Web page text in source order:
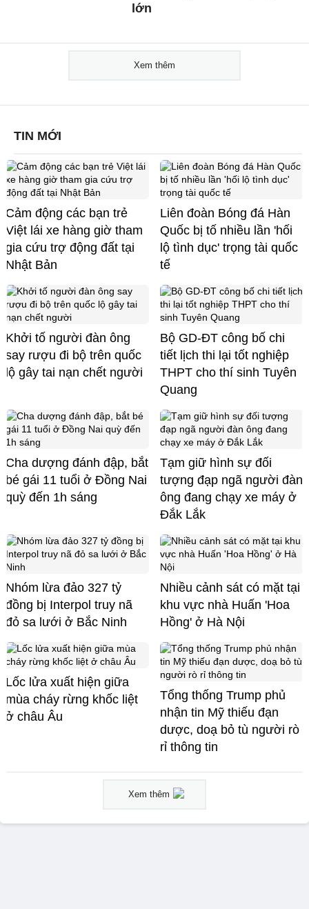
lớn
Xem thêm
TIN MỚI
Cảm động các bạn trẻ
Việt lái xe hàng giờ tham
gia cứu trợ động đất tại
Nhật Bản
Liên đoàn Bóng đá Hàn
Quốc bị tố nhiều lần 'hối
lộ tình dục' trọng tài quốc
tế
Khởi tố người đàn ông
say rượu đi bộ trên quốc
lộ gây tai nạn chết người
Bộ GD-ĐT công bố chi
tiết lịch thi lại tốt nghiệp
THPT cho thí sinh Tuyên
Quang
Cha dượng đánh đập, bắt
bé gái 11 tuổi ở Đồng Nai
quỳ đến 1h sáng
Tạm giữ hình sự đối
tượng đạp ngã người đàn
ông đang chạy xe máy ở
Đắk Lắk
Nhóm lừa đảo 327 tỷ
đồng bị Interpol truy nã
đỏ sa lưới ở Bắc Ninh
Nhiều cảnh sát có mặt tại
khu vực nhà Huấn 'Hoa
Hồng' ở Hà Nội
Lốc lửa xuất hiện giữa
mùa cháy rừng khốc liệt
ở châu Âu
Tổng thống Trump phủ
nhận tin Mỹ thiếu đạn
dược, doạ bỏ tù người rò
rỉ thông tin
Xem thêm